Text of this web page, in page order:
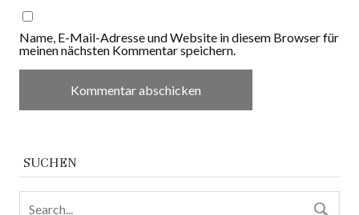
Name, E-Mail-Adresse und Website in diesem Browser für
meinen nächsten Kommentar speichern.
SUCHEN